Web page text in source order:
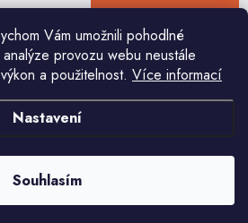
Vám umožnili pohodlné
provozu webu neustále
a použitelnost. Více informací
Nastavení
Souhlasím
Obchodní podmínky
ochrany osobních údajů
Způsob doručení a platby
spodmínkami ochrany osobních údajů
vám s výběrem
poradit? Jsme tu pro vás!
info@huka.cz